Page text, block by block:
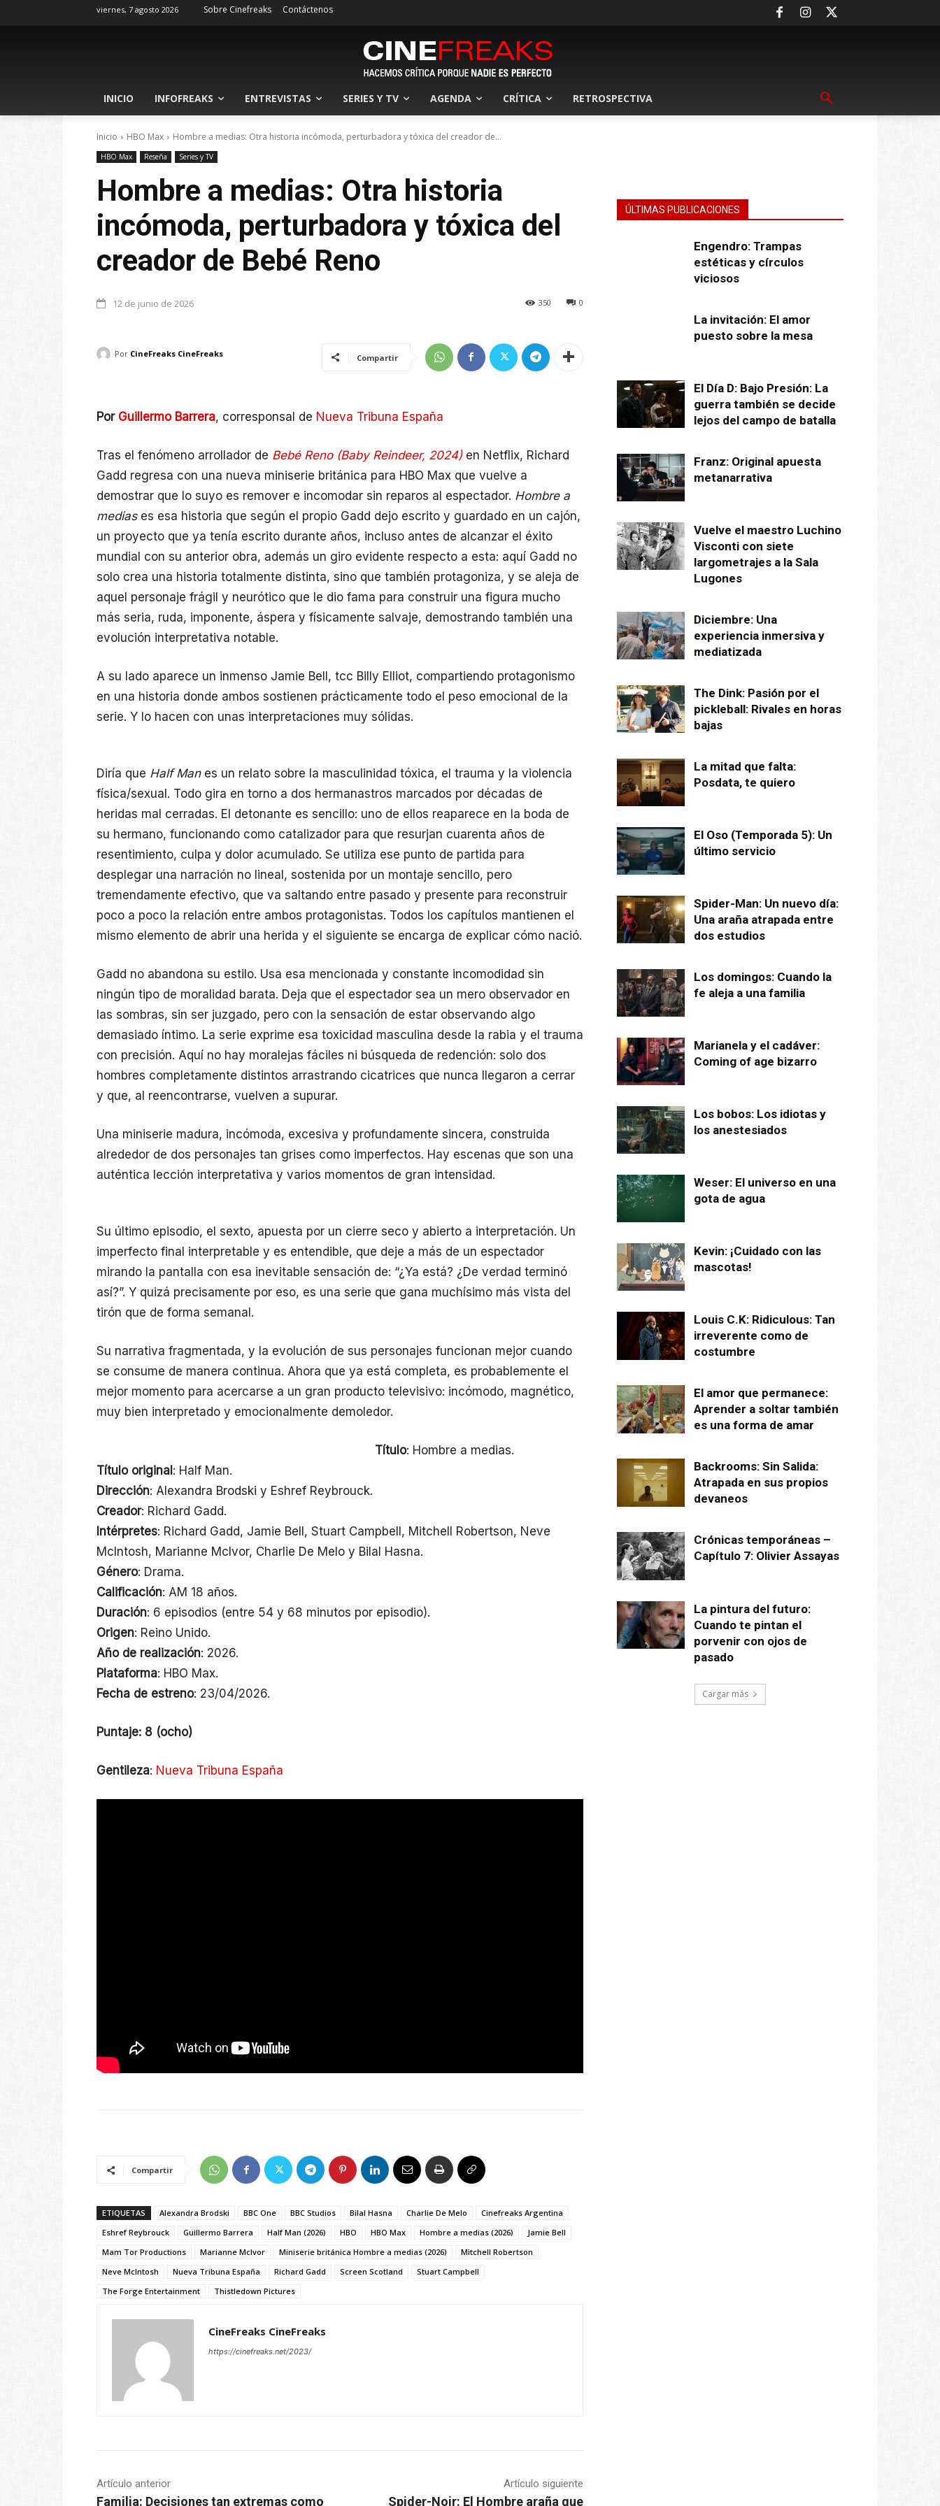
viernes, 7 agosto 2026 Sobre Cinefreaks Contáctenos
INICIO INFOFREAKS ENTREVISTAS SERIES Y TV AGENDA CRÍTICA RETROSPECTIVA
Inicio HBO Max Hombre a medias: Otra historia incómoda, perturbadora y tóxica del creador de...
HBO Max Reseña Series y TV
Hombre a medias: Otra historia
incómoda, perturbadora y tóxica del
creador de Bebé Reno
12 de junio de 2026 0
350
Por CineFreaks CineFreaks Compartir
Por Guillermo Barrera, corresponsal de Nueva Tribuna España
Tras el fenómeno arrollador de Bebé Reno (Baby Reindeer, 2024)en Netflix, Richard
Gadd regresa con una nueva miniserie británica para HBO Max que vuelve a
demostrar que lo suyo es remover e incomodar sin reparos al espectador. Hombre a
mediases esa historia que según el propio Gadd dejo escrito y guardado en un cajón,
un proyecto que ya tenía escrito durante años, incluso antes de alcanzar el éxito
mundial con su anterior obra, además un giro evidente respecto a esta: aquí Gadd no
solo crea una historia totalmente distinta, sino que también protagoniza, y se aleja de
aquel personaje frágil y neurótico que le dio fama para construir una figura mucho
más seria, ruda, imponente, áspera y físicamente salvaje, demostrando también una
evolución interpretativa notable.
A su lado aparece un inmenso Jamie Bell, tcc Billy Elliot, compartiendo protagonismo
en una historia donde ambos sostienen prácticamente todo el peso emocional de la
serie. Y lo hacen con unas interpretaciones muy sólidas.
Diría que Half Manes un relato sobre la masculinidad tóxica, el trauma y la violencia
física/sexual. Todo gira en torno a dos hermanastros marcados por décadas de
heridas mal cerradas. El detonante es sencillo: uno de ellos reaparece en la boda de
su hermano, funcionando como catalizador para que resurjan cuarenta años de
resentimiento, culpa y dolor acumulado. Se utiliza ese punto de partida para
desplegar una narración no lineal, sostenida por un montaje sencillo, pero
tremendamente efectivo, que va saltando entre pasado y presente para reconstruir
poco a poco la relación entre ambos protagonistas. Todos los capítulos mantienen el
mismo elemento de abrir una herida y el siguiente se encarga de explicar cómo nació.
Gadd no abandona su estilo. Usa esa mencionada y constante incomodidad sin
ningún tipo de moralidad barata. Deja que el espectador sea un mero observador en
las sombras, sin ser juzgado, pero con la sensación de estar observando algo
demasiado íntimo. La serie exprime esa toxicidad masculina desde la rabia y el trauma
con precisión. Aquí no hay moralejas fáciles ni búsqueda de redención: solo dos
hombres completamente distintos arrastrando cicatrices que nunca llegaron a cerrar
y que, al reencontrarse, vuelven a supurar.
Una miniserie madura, incómoda, excesiva y profundamente sincera, construida
alrededor de dos personajes tan grises como imperfectos. Hay escenas que son una
auténtica lección interpretativa y varios momentos de gran intensidad.
Su último episodio, el sexto, apuesta por un cierre seco y abierto a interpretación. Un
imperfecto final interpretable y es entendible, que deje a más de un espectador
mirando la pantalla con esa inevitable sensación de: “¿Ya está? ¿De verdad terminó
así?”. Y quizá precisamente por eso, es una serie que gana muchísimo más vista del
tirón que de forma semanal.
Su narrativa fragmentada, y la evolución de sus personajes funcionan mejor cuando
se consume de manera continua. Ahora que ya está completa, es probablemente el
mejor momento para acercarse a un gran producto televisivo: incómodo, magnético,
muy bien interpretado y emocionalmente demoledor.
Título: Hombre a medias.
Título original: Half Man.
Dirección: Alexandra Brodski y Eshref Reybrouck.
Creador: Richard Gadd.
Intérpretes: Richard Gadd, Jamie Bell, Stuart Campbell, Mitchell Robertson, Neve
McIntosh, Marianne McIvor, Charlie De Melo y Bilal Hasna.
Género: Drama.
Calificación: AM 18 años.
Duración: 6 episodios (entre 54 y 68 minutos por episodio).
Origen: Reino Unido.
Año de realización: 2026.
Plataforma: HBO Max.
Fecha de estreno: 23/04/2026.
Puntaje: 8 (ocho)
Gentileza: Nueva Tribuna España
Compartir
ETIQUETAS Alexandra Brodski BBC One BBC Studios Bilal Hasna Charlie De Melo
Cinefreaks Argentina
Eshref Reybrouck
Guillermo Barrera Half Man (2026) HBO HBO Max Hombre a medias (2026)
Jamie Bell
Mam Tor Productions
Marianne McIvor Miniserie británica Hombre a medias (2026)
Mitchell Robertson
Neve McIntosh
Nueva Tribuna España Richard Gadd Screen Scotland
Stuart Campbell
The Forge Entertainment
Thistledown Pictures
CineFreaks CineFreaks
https://cinefreaks.net/2023/
Artículo anterior
Familia: Decisiones tan extremas como
Artículo siguiente
Spider-Noir: El Hombre araña que
ÚLTIMAS PUBLICACIONES
Engendro: Trampas
estéticas y círculos
viciosos
La invitación: El amor
puesto sobre la mesa
El Día D: Bajo Presión: La
guerra también se decide
lejos del campo de batalla
Franz: Original apuesta
metanarrativa
Vuelve el maestro Luchino
Visconti con siete
largometrajes a la Sala
Lugones
Diciembre: Una
experiencia inmersiva y
mediatizada
The Dink: Pasión por el
pickleball: Rivales en horas
bajas
La mitad que falta:
Posdata, te quiero
El Oso (Temporada 5): Un
último servicio
Spider-Man: Un nuevo día:
Una araña atrapada entre
dos estudios
Los domingos: Cuando la
fe aleja a una familia
Marianela y el cadáver:
Coming of age bizarro
Los bobos: Los idiotas y
los anestesiados
Weser: El universo en una
gota de agua
Kevin: ¡Cuidado con las
mascotas!
Louis C.K: Ridiculous: Tan
irreverente como de
costumbre
El amor que permanece:
Aprender a soltar también
es una forma de amar
Backrooms: Sin Salida:
Atrapada en sus propios
devaneos
Crónicas temporáneas –
Capítulo 7: Olivier Assayas
La pintura del futuro:
Cuando te pintan el
porvenir con ojos de
pasado
Cargar más